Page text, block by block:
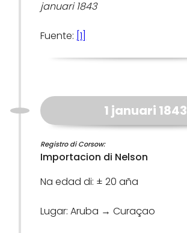
januari 1843
Fuente: [1]
1 januari 1843
Registro di Corsow:
Importacion di Nelson
Na edad di: ± 20 aña
Lugar: Aruba → Curaçao